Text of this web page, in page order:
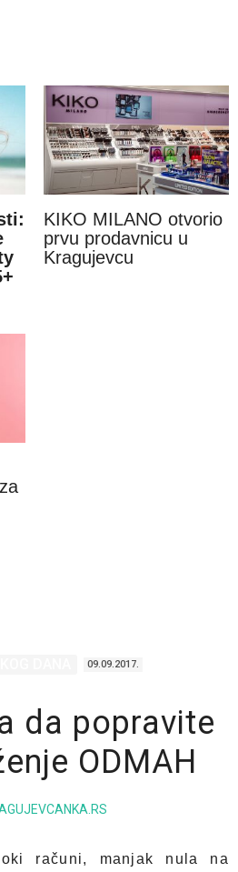
KIKO MILANO otvorio
prvu prodavnicu u
Kragujevcu
09.09.2017.
da popravite
ODMAH
računi, manjak nula na